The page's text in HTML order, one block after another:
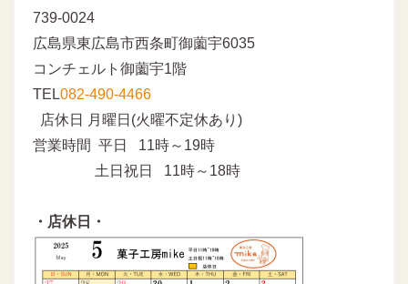
739-0024
広島県東広島市西条町御薗宇6035
コンチェルト御薗宇1階
TEL082-490-4466
店休日 月曜日(火曜不定休あり)
営業時間 平日 11時～19時
土日祝日 11時～18時
・店休日・